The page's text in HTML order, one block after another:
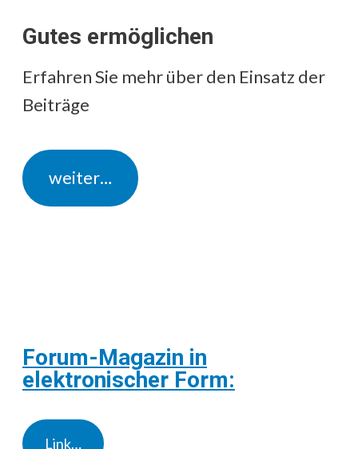
Gutes ermöglichen
Erfahren Sie mehr über den Einsatz der
Beiträge
weiter…
Forum-Magazin in
elektronischer Form:
Link…